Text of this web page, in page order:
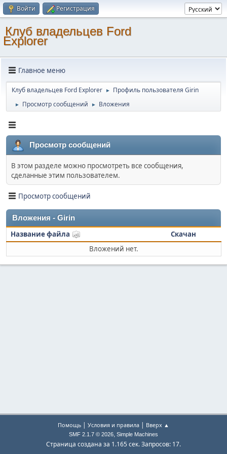
Войти Регистрация
Клуб владельцев Ford
Explorer
Главное меню
Клуб владельцев Ford Explorer ► Профиль пользователя Girin
► Просмотр сообщений ► Вложения
Просмотр сообщений
В этом разделе можно просмотреть все сообщения,
сделанные этим пользователем.
Просмотр сообщений
Вложения - Girin
Название файла
Скачан
Вложений нет.
Помощь | Условия и правила | Вверх ▲
SMF 2.1.7 © 2026, Simple Machines
Страница создана за 1.165 сек. Запросов: 17.